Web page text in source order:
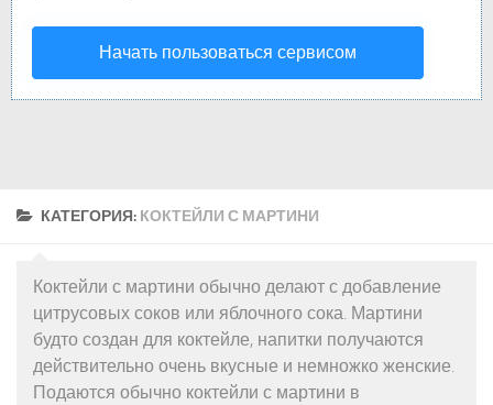
Начать пользоваться сервисом
КАТЕГОРИЯ: КОКТЕЙЛИ С МАРТИНИ
Коктейли с мартини обычно делают с добавление
цитрусовых соков или яблочного сока. Мартини
будто создан для коктейле, напитки получаются
действительно очень вкусные и немножко женские.
Подаются обычно коктейли с мартини в